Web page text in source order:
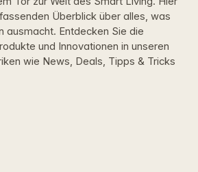
Überblick über alles, was
ausmacht. Entdecken Sie die
und Innovationen in unseren
wie News, Deals, Tipps & Tricks